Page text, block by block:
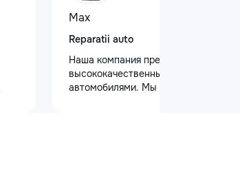
Max
Reparatii auto
Наша компания предлагает
высококачественный уход за
автомобилями. Мы предоставляем